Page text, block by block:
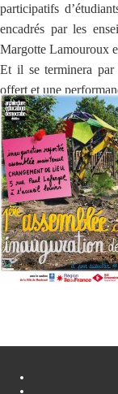
participatifs
encadrés par les
Margotte Lamouroux
Et il se terminera
offert et une